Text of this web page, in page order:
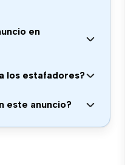
en
los estafadores?
este anuncio?